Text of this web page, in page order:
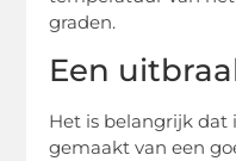
graden.
Een
Het is belangrijk
gemaakt van een